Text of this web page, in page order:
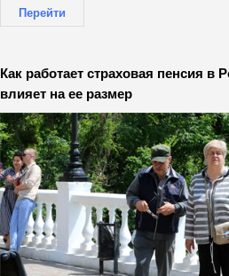
Перейти
Как работает страховая пенсия в
влияет на ее размер